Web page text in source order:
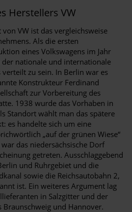
Herstellers VW
VW ist das vergleichsweise
Als die ersten
eines Volkswagens im Jahr
der nationale und internationale
zu sein. In Berlin war es
Konstrukteur Ferdinand
zur Vorbereitung des
1938 wurde das Vorhaben in
Standort wählt man das spätere
es handelte sich um eine
„auf der grünen Wiese“
das niedersächsische Dorf
getreten. Ausschlaggebend
und Ruhrgebiet und die
sowie die Reichsautobahn 2,
ist. Ein weiteres Argument lag
in Salzgitter und der
Braunschweig und Hannover.